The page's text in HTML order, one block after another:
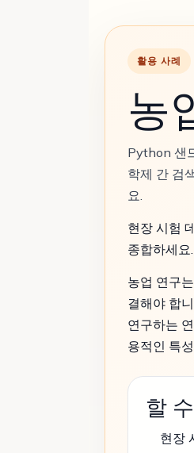
활용 사례
농
Python 샌
학제 간 검
요.
현장 시험
종합하세요.
농업 연구
결해야 합
연구하는
용적인 특
할
현장